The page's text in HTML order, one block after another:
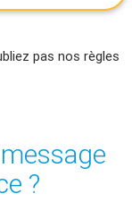
pas nos règles
?